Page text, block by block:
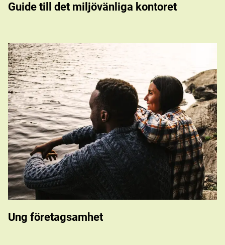
Guide till det miljövänliga kontoret
Ung företagsamhet